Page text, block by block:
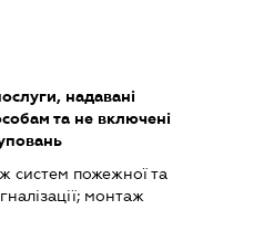
надавані
та не включені
систем пожежної та
монтаж